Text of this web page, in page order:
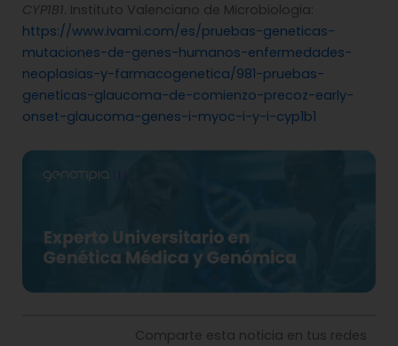
CYP1B1. Instituto Valenciano de Microbiologia:
https://www.ivami.com/es/pruebas-geneticas-
mutaciones-de-genes-humanos-enfermedades-
neoplasias-y-farmacogenetica/981-pruebas-
geneticas-glaucoma-de-comienzo-precoz-early-
onset-glaucoma-genes-i-myoc-i-y-i-cyp1b1
Comparte esta noticia en tus redes